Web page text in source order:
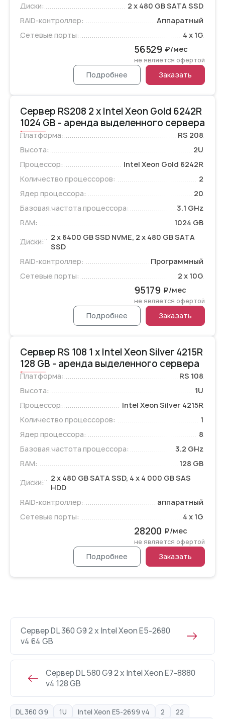
Диски:
2 x 480 GB SATA SSD
RAID-контроллер:
Аппаратный
Сетевые порты:
4 x 1G
56529 ₽/мес
не является офертой
Подробнее Заказать
Сервер RS208 2 x Intel Xeon Gold 6242R
1024 GB - аренда выделенного сервера
Платформа:
RS 208
Высота:
2U
Процессор:
Intel Xeon Gold 6242R
Количество процессоров:
2
Ядер процессора:
20
Базовая частота процессора:
3.1 GHz
RAM:
1024 GB
Диски:
2 x 6400 GB SSD NVME, 2 x 480 GB SATA
SSD
RAID-контроллер:
Программный
Сетевые порты:
2 x 10G
95179 ₽/мес
не является офертой
Подробнее Заказать
Сервер RS 108 1 x Intel Xeon Silver 4215R
128 GB - аренда выделенного сервера
Платформа:
RS 108
Высота:
1U
Процессор:
Intel Xeon Silver 4215R
Количество процессоров:
1
Ядер процессора:
8
Базовая частота процессора:
3.2 GHz
RAM:
128 GB
Диски:
2 x 480 GB SATA SSD, 4 x 4 000 GB SAS
HDD
RAID-контроллер:
аппаратный
Сетевые порты:
4 x 1G
28200 ₽/мес
не является офертой
Подробнее Заказать
Сервер DL 580 G9 2 x Intel Xeon E7-8880
v4 128 GB
Сервер DL 360 G9 2 x Intel Xeon E5-2680
v4 64 GB
DL 360 G9 1U Intel Xeon E5-2699 v4 2
22